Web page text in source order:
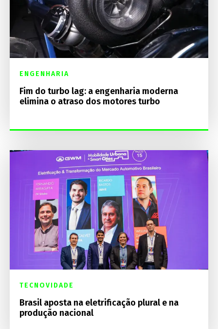
ENGENHARIA
Fim do turbo lag: a engenharia moderna
elimina o atraso dos motores turbo
TECNOVIDADE
Brasil aposta na eletrificação plural e na
produção nacional